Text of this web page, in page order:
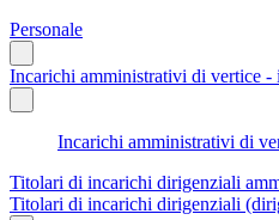
Personale
Incarichi amministrativi di vertice -
Incarichi amministrativi di
Titolari di incarichi dirigenziali
Titolari di incarichi dirigenziali